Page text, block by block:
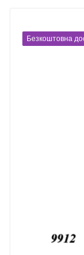
Безкоштовна